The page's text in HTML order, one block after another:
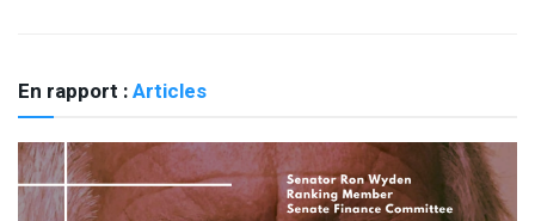
En rapport :Articles